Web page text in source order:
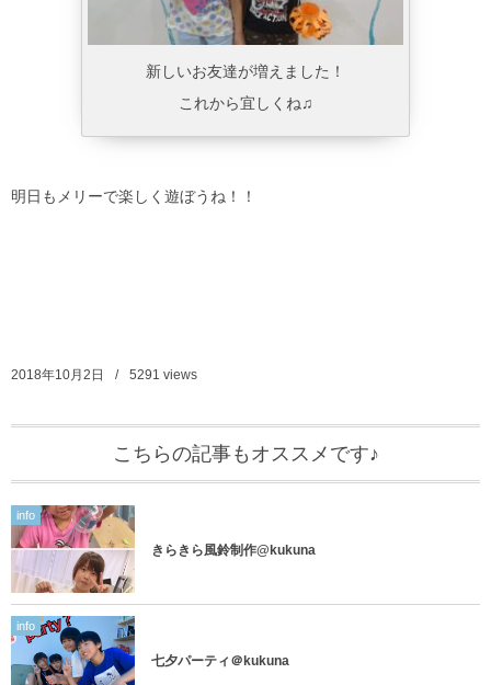
新しいお友達が増えました！
これから宜しくね♫
明日もメリーで楽しく遊ぼうね！！
2018年10月2日 5291 views
こちらの記事もオススメです♪
info
きらきら風鈴制作@kukuna
info
七夕パーティ＠kukuna